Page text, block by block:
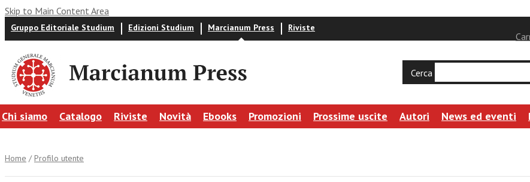
Skip to Main Content Area
Gruppo Editoriale Studium Edizioni Studium Marcianum Press Riviste
Cerca
Chi siamo Catalogo Riviste Novità Ebooks Promozioni Prossime uscite Autori News ed eventi
Home / Profilo utente